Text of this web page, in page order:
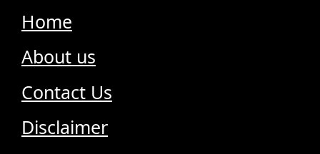
Home
About us
Contact Us
Disclaimer